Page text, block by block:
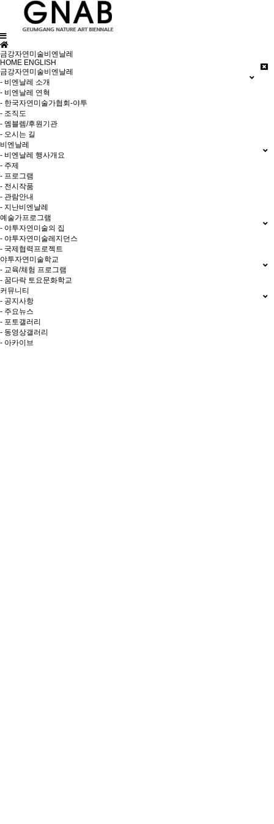
금강자연미술비엔날레
HOME ENGLISH
금강자연미술비엔날레
- 비엔날레 소개
- 비엔날레 연혁
- 한국자연미술가협회-야투
- 조직도
- 엠블렘/후원기관
- 오시는 길
비엔날레
- 비엔날레 행사개요
- 주제
- 프로그램
- 전시작품
- 관람안내
- 지난비엔날레
예술가프로그램
- 야투자연미술의 집
- 야투자연미술레지던스
- 국제협력프로젝트
야투자연미술학교
- 교육/체험 프로그램
- 꿈다락 토요문화학교
커뮤니티
- 공지사항
- 주요뉴스
- 포토갤러리
- 동영상갤러리
- 아카이브